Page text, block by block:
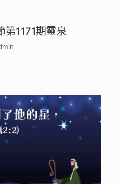
1171期靈泉